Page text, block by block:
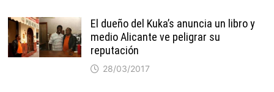
El dueño del Kuka’s anuncia un libro y
medio Alicante ve peligrar su
reputación
28/03/2017